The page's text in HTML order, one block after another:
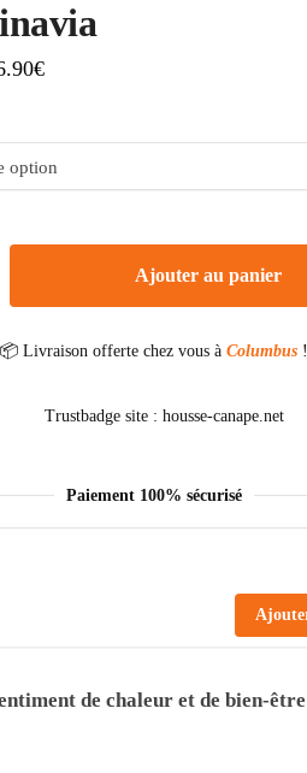
€
Ajouter au panier
📦 Livraison offerte chez vous àColumbus !
Paiement 100% sécurisé
de chaleur et de bien-